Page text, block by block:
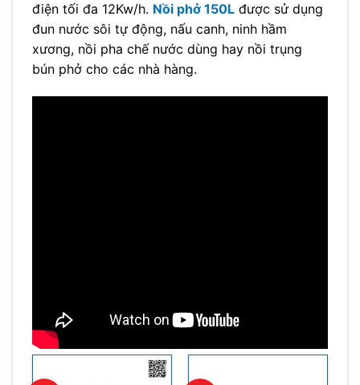
điện tối đa 12Kw/h. Nồi phở 150L được sử dụng
đun nước sôi tự động, nấu canh, ninh hầm
xương, nồi pha chế nước dùng hay nồi trụng
bún phở cho các nhà hàng.